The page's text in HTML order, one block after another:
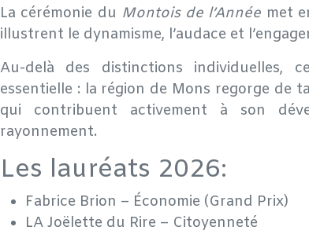
La cérémonie du Montois de l’Année met
illustrent le dynamisme, l’audace et
Au-delà des distinctions individuelles,
essentielle : la région de Mons regorge de
qui contribuent activement à son
rayonnement.
Les lauréats 2026:
Fabrice Brion – Économie (Grand Prix)
LA Joëlette du Rire – Citoyenneté